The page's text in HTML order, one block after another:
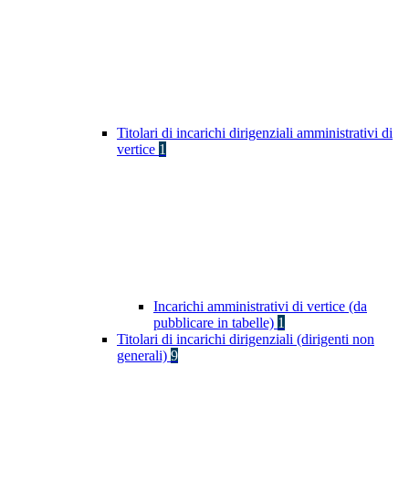
Titolari di incarichi dirigenziali amministrativi di
vertice 1
Incarichi amministrativi di vertice (da
pubblicare in tabelle) 1
Titolari di incarichi dirigenziali (dirigenti non
generali) 9